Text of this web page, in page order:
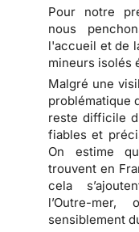
Pour notre
nous
l'accueil et de
mineurs isolés
Malgré une
problématique
reste difficile
fiables et
On estime
trouvent en
cela
l’Outre-mer,
sensiblement